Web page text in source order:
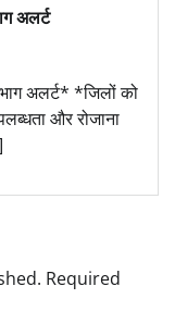
अलर्ट
अलर्ट* *जिलों को
और रोजाना
Required